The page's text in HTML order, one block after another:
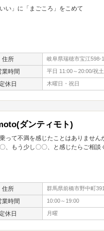
いい」に「まごころ」をこめて
住所 岐阜県瑞穂市宝江598-1
業時間 平日 11:00～20:00/祝
定休日 木曜日・祝日
ダンティモト)
って不満を感じたことはありません
、もう少し〇〇、と感じたらご相談
住所 群馬県前橋市野中町
業時間 10:00～19:00
定休日 月曜